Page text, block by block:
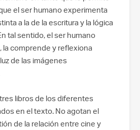
el ser humano experimenta
a la de la escritura y la lógica
tal sentido, el ser humano
la comprende y reflexiona
de las imágenes
libros de los diferentes
en el texto. No agotan el
de la relación entre cine y